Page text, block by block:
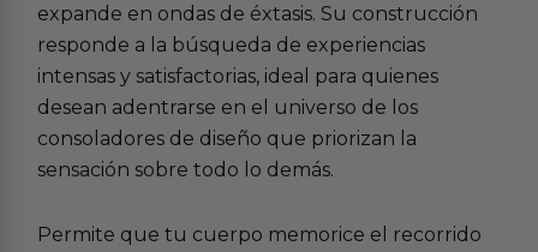
expande en ondas de éxtasis. Su construcción
responde a la búsqueda de experiencias
intensas y satisfactorias, ideal para quienes
desean adentrarse en el universo de los
consoladores de diseño que priorizan la
sensación sobre todo lo demás.
Permite que tu cuerpo memorice el recorrido